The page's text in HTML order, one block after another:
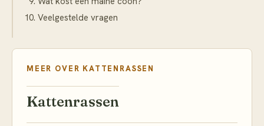
Veelgestelde vragen
MEER OVER KATTENRASSEN
Kattenrassen